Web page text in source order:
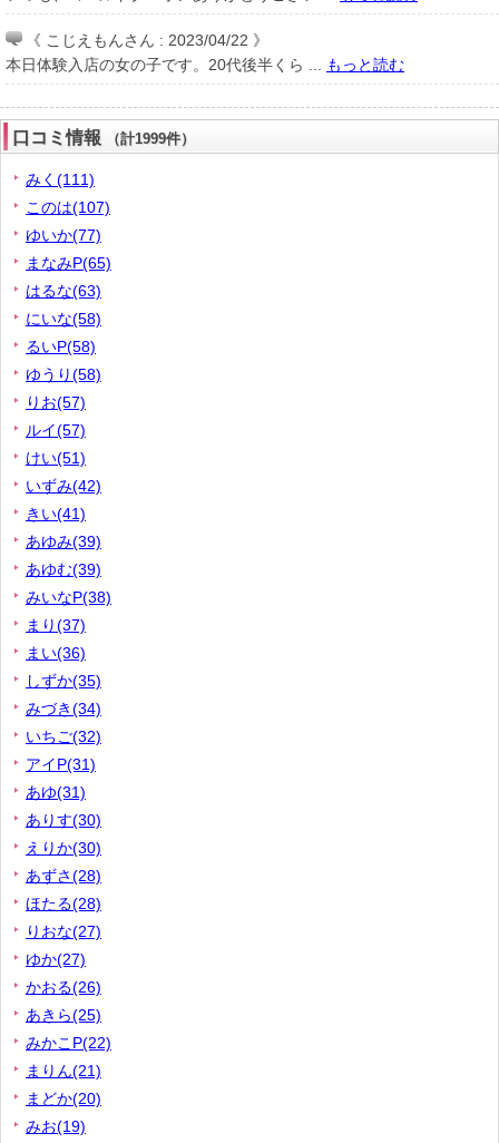
《 こじえもんさん : 2023/04/22 》
本日体験入店の女の子です。20代後半くら ...
もっと読む
口コミ情報 （計1999件）
みく(111)
このは(107)
ゆいか(77)
まなみP(65)
はるな(63)
にいな(58)
るいP(58)
ゆうり(58)
りお(57)
ルイ(57)
けい(51)
いずみ(42)
きい(41)
あゆみ(39)
あゆむ(39)
みいなP(38)
まり(37)
まい(36)
しずか(35)
みづき(34)
いちご(32)
アイP(31)
あゆ(31)
ありす(30)
えりか(30)
あずさ(28)
ほたる(28)
りおな(27)
ゆか(27)
かおる(26)
あきら(25)
みかこP(22)
まりん(21)
まどか(20)
みお(19)